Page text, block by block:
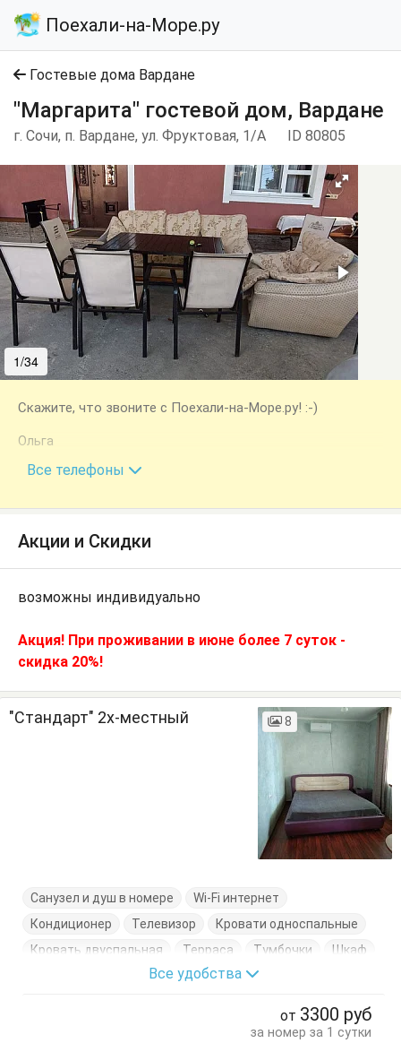
Поехали-на-Море.ру
Гостевые дома Вардане
"Маргарита" гостевой дом, Вардане
г. Сочи, п. Вардане, ул. Фруктовая, 1/А ID 80805
1/34
Скажите, что звоните с Поехали-на-Море.ру! :-)
Ольга
+7 (918) 250-12-33
Все телефоны
Акции и Скидки
возможны индивидуально
Акция! При проживании в июне более 7 суток -
скидка 20%!
"Стандарт" 2х-местный 8
Санузел и душ в номере
Wi-Fi интернет
Кондиционер
Телевизор
Кровати односпальные
Кровать двуспальная
Терраса Тумбочки Шкаф
Все удобства
от 3300 руб
за номер за 1 сутки